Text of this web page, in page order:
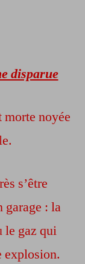
disparue
morte noyée
s’être
garage : la
le gaz qui
explosion.